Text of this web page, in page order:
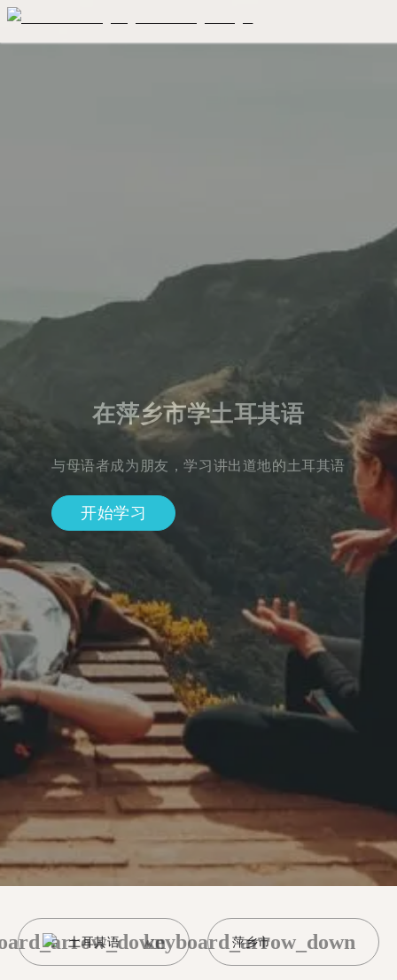
在萍乡市学土耳其语
与母语者成为朋友，学习讲出道地的土耳其语
开始学习
土耳其语 萍乡市
keyboard_arrow_down